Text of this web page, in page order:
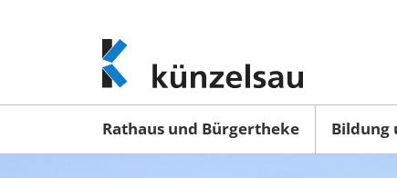
www.kuenzelsau.de
(zur
Startseite)
Rathaus und Bürgertheke Bildung